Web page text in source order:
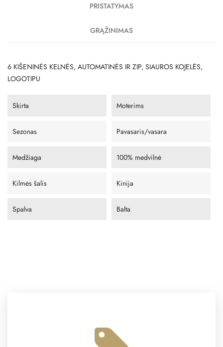
PRISTATYMAS
GRĄŽINIMAS
6 KIŠENINĖS KELNĖS, AUTOMATINĖS IR ZIP, SIAUROS KOJELĖS,
LOGOTIPU
Skirta Moterims
Sezonas Pavasaris/vasara
Medžiaga 100% medvilnė
Kilmės šalis Kinija
Spalva Balta